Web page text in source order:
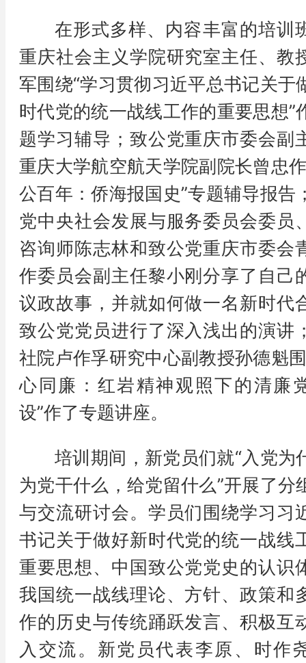
在形式多样、内容丰富的培训
重庆社会主义学院研究室主任、教
军围绕“学习贯彻习近平总书记关于
时代党的统一战线工作的重要思想”
题学习辅导；致公党重庆市委会副
重庆大学航空航天学院副院长曾忠
公百年：侨海报国史”专题辅导报告
党中央社会发展与服务委员会委员
咨询师陈志林和致公党重庆市委会
作委员会副主任黎小刚分享了自己
议政故事，并就如何做一名新时代
致公党党员进行了深入浅出的演讲
社院卢作孚研究中心副教授孙德魁
心同廉：红岩精神观照下的清廉
设”作了专题讲座。
培训期间，新党员们就“入党为
为党干什么，给党留什么”开展了分
与交流研讨会。学员们围绕学习习
书记关于做好新时代党的统一战线
重要思想、中国致公党党史的认识
我国统一战线理论、方针、政策和
作的历史与传统踊跃发言、积极互
入交流。新党员代表李原、时作